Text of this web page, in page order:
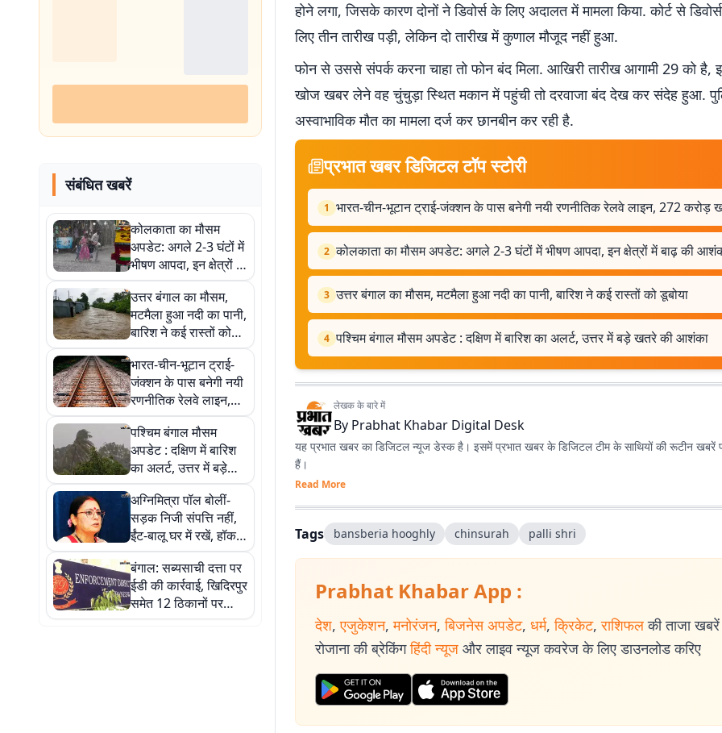
संबंधित खबरें
कोलकाता का मौसम
अपडेट: अगले 2-3 घंटों में
भीषण आपदा, इन क्षेत्रों में
बाढ़ की आशंका
उत्तर बंगाल का मौसम,
मटमैला हुआ नदी का पानी,
बारिश ने कई रास्तों को
डूबोया
भारत-चीन-भूटान ट्राई-
जंक्शन के पास बनेगी नयी
रणनीतिक रेलवे लाइन,
272 करोड़ खर्च होंगे
पश्चिम बंगाल मौसम
अपडेट : दक्षिण में बारिश
का अलर्ट, उत्तर में बड़े
खतरे की आशंका
अग्निमित्रा पॉल बोलीं-
सड़क निजी संपत्ति नहीं,
ईंट-बालू घर में रखें, हॉकर्स
को दुर्गा पूजा तक राहत
बंगाल: सब्यसाची दत्ता पर
ईडी की कार्रवाई, खिदिरपुर
समेत 12 ठिकानों पर
छापेमारी
होने लगा, जिसके कारण दोनों ने डिवोर्स के लिए अदालत में मामला किया. कोर्ट से
लिए तीन तारीख पड़ी, लेकिन दो तारीख में कुणाल मौजूद नहीं हुआ.
फोन से उससे संपर्क करना चाहा तो फोन बंद मिला. आखिरी तारीख आगामी 29 को है,
खोज खबर लेने वह चुंचुड़ा स्थित मकान में पहुंची तो दरवाजा बंद देख कर संदेह हुआ.
अस्वाभाविक मौत का मामला दर्ज कर छानबीन कर रही है.
प्रभात खबर डिजिटल टॉप स्टोरी
1 भारत-चीन-भूटान ट्राई-जंक्शन के पास बनेगी नयी रणनीतिक रेलवे लाइन, 272 करोड़
2 कोलकाता का मौसम अपडेट: अगले 2-3 घंटों में भीषण आपदा, इन क्षेत्रों में बाढ़ की
3 उत्तर बंगाल का मौसम, मटमैला हुआ नदी का पानी, बारिश ने कई रास्तों को डूबोया
4 पश्चिम बंगाल मौसम अपडेट : दक्षिण में बारिश का अलर्ट, उत्तर में बड़े खतरे की आशंका
लेखक के बारे में
By Prabhat Khabar Digital Desk
यह प्रभात खबर का डिजिटल न्यूज डेस्क है। इसमें प्रभात खबर के डिजिटल टीम के साथियों की रूटीन खबरें
हैं।
Read More
Tags bansberia hooghly chinsurah palli shri
Prabhat Khabar App :
देश, एजुकेशन, मनोरंजन, बिजनेस अपडेट, धर्म, क्रिकेट, राशिफल की ताजा
रोजाना की ब्रेकिंग हिंदी न्यूज और लाइव न्यूज कवरेज के लिए डाउनलोड करिए